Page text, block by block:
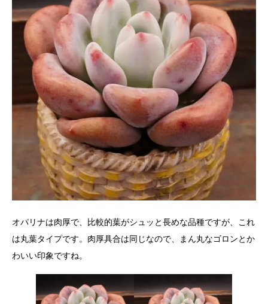
オパリナは肉厚で、比較的葉がシュッと長めな品種ですが、これ
は丸葉タイプです。肉厚具合は同じなので、まん丸なゴロンとか
わいい印象ですね。